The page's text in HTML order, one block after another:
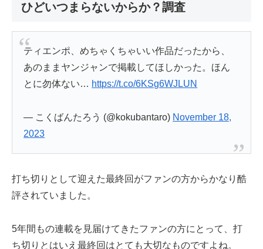
ひどいつまらないからか？調査
ティエンポ、めちゃくちゃいい作品だったから、
あのままヤンジャンで掲載してほしかった。ほん
とに勿体ない… https://t.co/6KSg6WJLUN
— こくばんたろう (@kokubantaro) November 18,
2023
打ち切りとして迎えた最終回がファンの方からかなり酷
評されていました。
5年間もの連載を見届けてきたファンの方にとって、打
ち切りとはいえ最終回はとても大切なものですよね。